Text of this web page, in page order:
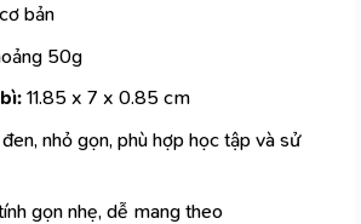
bản
50g
11.85 x 7 x 0.85 cm
nhỏ gọn, phù hợp học tập và sử
gọn nhẹ, dễ mang theo